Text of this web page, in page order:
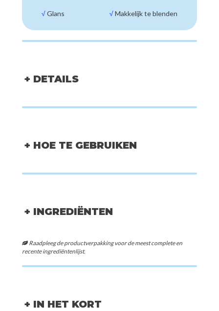
√Glans √Makkelijk te blenden
+ DETAILS
+ HOE TE GEBRUIKEN
+ INGREDIËNTEN
Raadpleeg de productverpakking voor de meest complete en
recente ingrediëntenlijst.
+ IN HET KORT